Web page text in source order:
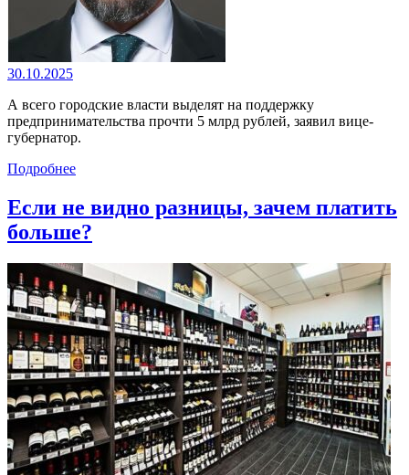
30.10.2025
А всего городские власти выделят на поддержку
предпринимательства прочти 5 млрд рублей, заявил вице-
губернатор.
Подробнее
Если не видно разницы, зачем платить
больше?